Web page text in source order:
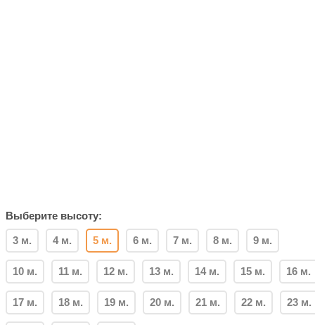
Выберите высоту:
3 м. 4 м. 5 м. 6 м. 7 м. 8 м. 9 м.
10 м. 11 м. 12 м. 13 м. 14 м. 15 м. 16 м.
17 м. 18 м. 19 м. 20 м. 21 м. 22 м. 23 м.